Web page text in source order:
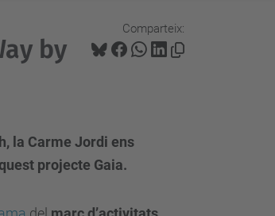
Comparteix:
by
la Carme Jordi ens
projecte Gaia.